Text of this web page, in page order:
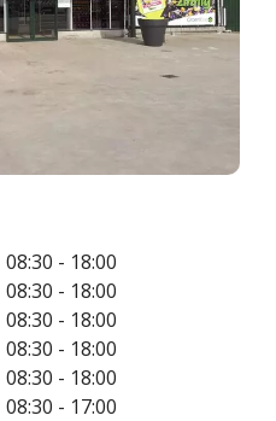
08:30 - 18:00
08:30 - 18:00
08:30 - 18:00
08:30 - 18:00
08:30 - 18:00
08:30 - 17:00